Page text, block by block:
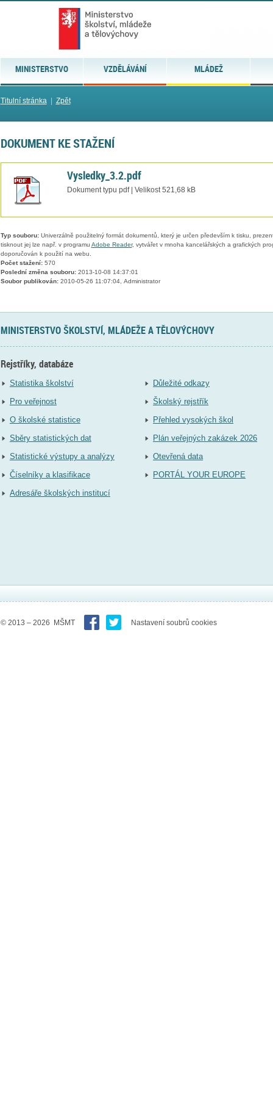
MINISTERSTVO VZDĚLÁVÁNÍ MLÁDEŽ
Titulní stránka| Zpět
DOKUMENT KE STAŽENÍ
Vysledky_3.2.pdf
Dokument typu pdf | Velikost 521,68 kB
Typ souboru:Univerzálně použitelný formát dokumentů, který je určen především k tisku,
tisknout jej lze např. v programu Adobe Reader, vytvářet v mnoha kancelářských a grafických
doporučován k použití na webu.
Počet stažení:570
Poslední změna souboru:2013-10-08 14:37:01
Soubor publikován:2010-05-26 11:07:04, Administrator
MINISTERSTVO ŠKOLSTVÍ, MLÁDEŽE A TĚLOVÝCHOVY
Rejstříky, databáze
Statistika školství
Pro veřejnost
O školské statistice
Sběry statistických dat
Statistické výstupy a analýzy
Číselníky a klasifikace
Adresáře školských institucí
Důležité odkazy
Školský rejstřík
Přehled vysokých škol
Plán veřejných zakázek 2026
Otevřená data
PORTÁL YOUR EUROPE
© 2013 – 2026 MŠMT Nastavení soubrů cookies